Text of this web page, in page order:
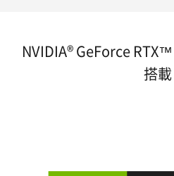
NVIDIA® GeForce
搭載